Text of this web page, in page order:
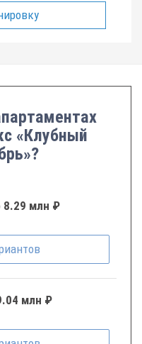
«Клубный
8.29 млн ₽
млн ₽